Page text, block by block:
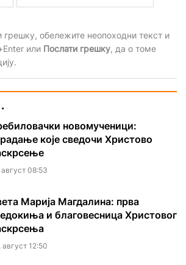
грешку, обележите неопоходни текст и
или Послати грешку, да о томе
новомученици:
које сведочи Христово
08:53
Марија Магдалина: прва
и благовесница Христовог
12:50